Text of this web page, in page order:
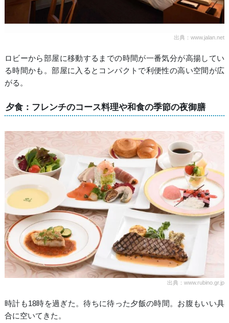
出典：www.jalan.net
ロビーから部屋に移動するまでの時間が一番気分が高揚してい
る時間かも。部屋に入るとコンパクトで利便性の高い空間が広
がる。
夕食：フレンチのコース料理や和食の季節の夜御膳
出典：www.rubino.gr.jp
時計も18時を過ぎた。待ちに待った夕飯の時間。お腹もいい具
合に空いてきた。